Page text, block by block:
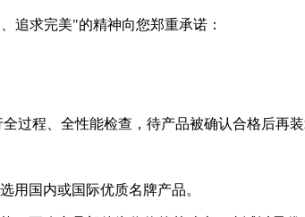
追求完美"的精神向您郑重承诺：
过程、全性能检查，待产品被确认合格后再装
用国内或国际优质名牌产品。